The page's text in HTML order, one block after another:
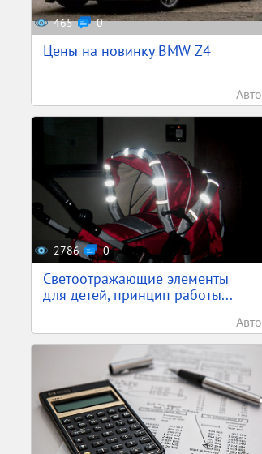
465 0
Цены на новинку BMW Z4
Авто
2786 0
Светоотражающие элементы
для детей, принцип работы...
Авто